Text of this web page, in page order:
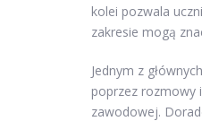
kolei pozwala
zakresie mogą
Jednym z
poprzez rozmowy
zawodowej.